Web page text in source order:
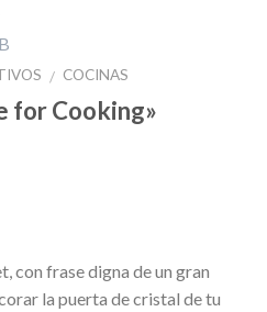
/ COCINAS
for Cooking»
con frase digna de un gran
la puerta de cristal de tu